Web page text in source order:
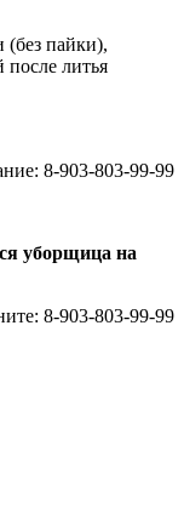
пайки),
после литья
8-903-803-99-99
уборщица на
8-903-803-99-99